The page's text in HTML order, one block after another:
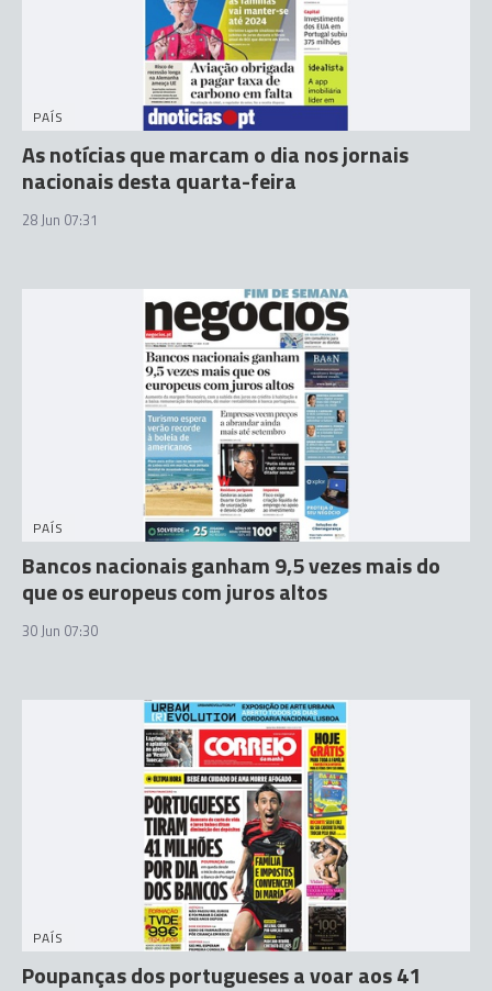
PAÍS
As notícias que marcam o dia nos jornais
nacionais desta quarta-feira
28 Jun 07:31
PAÍS
Bancos nacionais ganham 9,5 vezes mais do
que os europeus com juros altos
30 Jun 07:30
PAÍS
Poupanças dos portugueses a voar aos 41